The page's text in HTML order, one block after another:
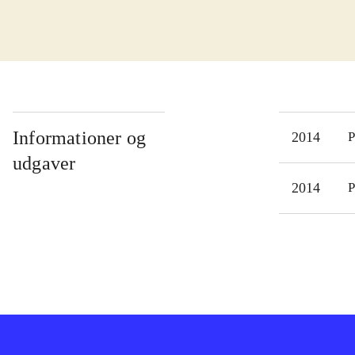
Informationer og
udgaver
2014
2014